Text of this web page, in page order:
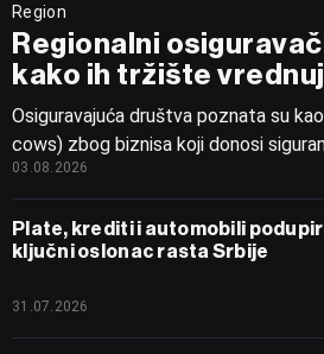
Region
Regionalni
kako ih tržište
Osiguravajuća društva poznata su
cows) zbog biznisa koji donosi
03.08.2026
Plate, krediti i automobili
ključni oslonac rasta Srbije
31.07.2026